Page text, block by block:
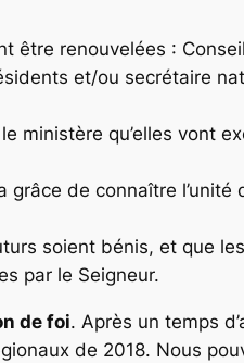
être renouvelées :
et/ou secrétaire
qu’elles vont
de connaître
soient bénis, et que
par le Seigneur.
de foi. Après un temps
de 2018. Nous